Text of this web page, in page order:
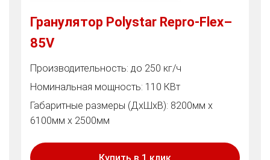
Гранулятор Polystar Repro-Flex–
85V
Производительность: до 250 кг/ч
Номинальная мощность: 110 КВт
Габаритные размеры (ДхШхВ): 8200мм х
6100мм х 2500мм
Купить в 1 клик